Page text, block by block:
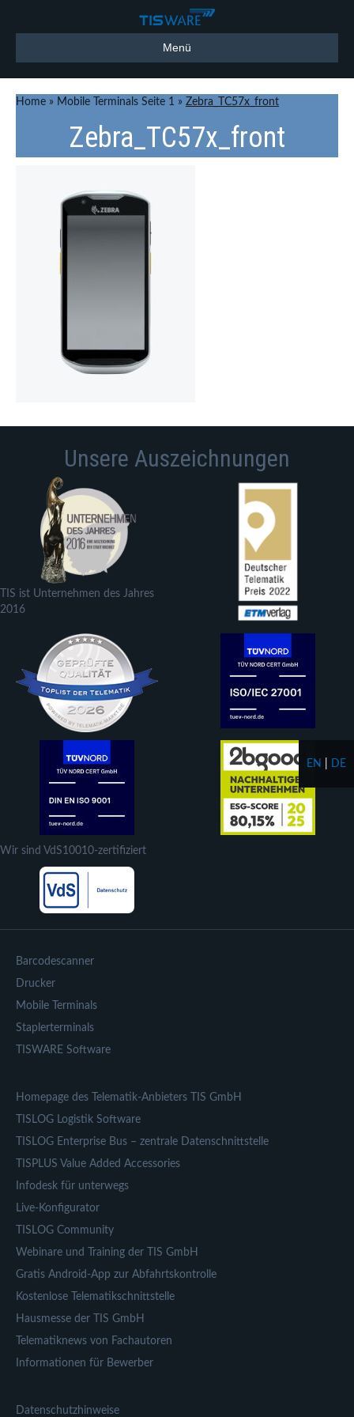
Menü
Home » Mobile Terminals Seite 1 » Zebra_TC57x_front
Zebra_TC57x_front
Unsere Auszeichnungen
TIS ist Unternehmen des Jahres
2016
Wir sind VdS10010-zertifiziert
Barcodescanner
Drucker
Mobile Terminals
Staplerterminals
TISWARE Software
Homepage des Telematik-Anbieters TIS GmbH
TISLOG Logistik Software
TISLOG Enterprise Bus – zentrale Datenschnittstelle
TISPLUS Value Added Accessories
Infodesk für unterwegs
Live-Konfigurator
TISLOG Community
Webinare und Training der TIS GmbH
Gratis Android-App zur Abfahrtskontrolle
Kostenlose Telematikschnittstelle
Hausmesse der TIS GmbH
Telematiknews von Fachautoren
Informationen für Bewerber
Datenschutzhinweise
EN DE